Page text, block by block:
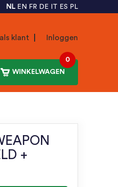
NL EN FR DE IT ES PL
klant Inloggen
WINKELWAGEN
0
+